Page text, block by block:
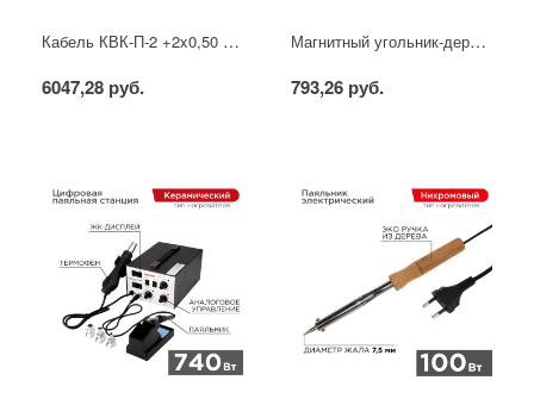
Кабель КВК-П-2 +2x0,50 мм² (Cu/CCA) (96) черный, 200 м, PROconnect
6047,28 руб.
Магнитный угольник-держатель для сварки набор 4 шт. на 4 кг REXANT
793,26 руб.